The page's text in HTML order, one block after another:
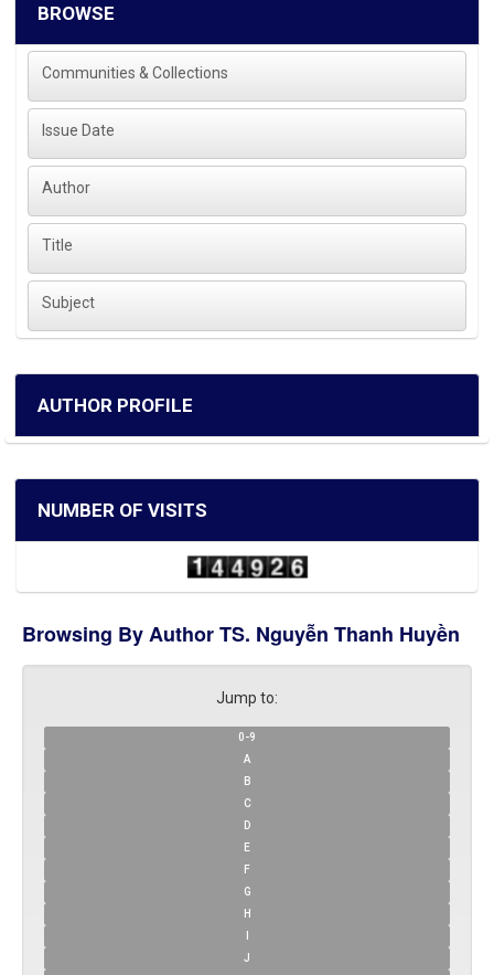
BROWSE
Communities & Collections
Issue Date
Author
Title
Subject
AUTHOR PROFILE
NUMBER OF VISITS
Browsing By Author TS. Nguyễn Thanh Huyền
Jump to:
0-9
A
B
C
D
E
F
G
H
J